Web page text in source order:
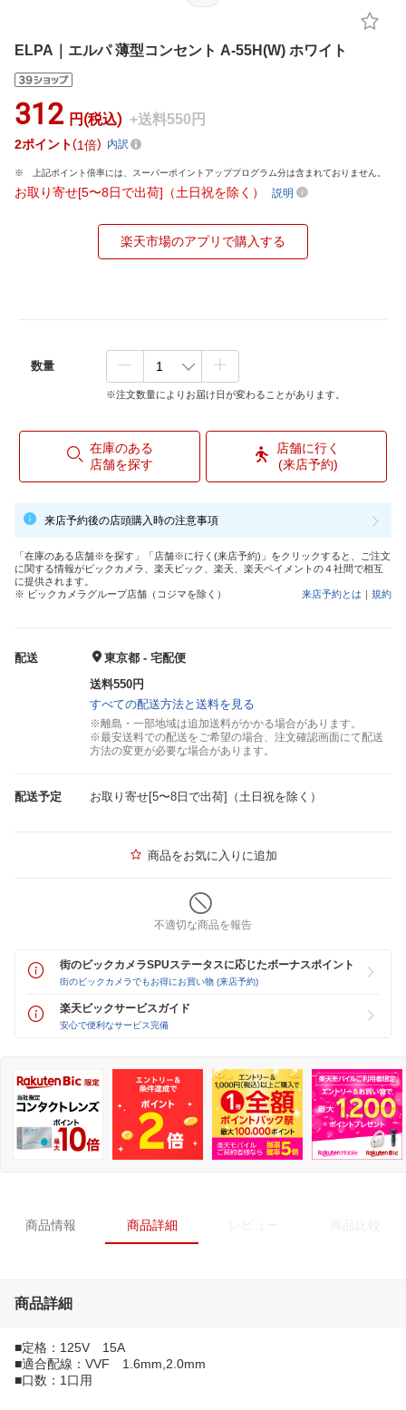
ELPA｜エルパ 薄型コンセント A-55H(W) ホワイト
312 円(税込) +送料550円
2ポイント 1倍 内訳
上記ポイント倍率には、スーパーポイントアッププログラム分は含まれておりません。
お取り寄せ[5〜8日で出荷]（土日祝を除く） 説明
楽天市場のアプリで購入する
数量
※注文数量によりお届け日が変わることがあります。
在庫のある
店舗を探す
店舗に行く
(来店予約)
来店予約後の店頭購入時の注意事項
「在庫のある店舗※を探す」「店舗※に行く(来店予約)」をクリックすると、ご注文
に関する情報がビックカメラ、楽天ビック、楽天、楽天ペイメントの４社間で相互
に提供されます。
※ ビックカメラグループ店舗（コジマを除く）
来店予約とは ｜ 規約
配送
東京都 - 宅配便
送料550円
すべての配送方法と送料を見る
※離島・一部地域は追加送料がかかる場合があります。
※最安送料での配送をご希望の場合、注文確認画面にて配送
方法の変更が必要な場合があります。
配送予定 お取り寄せ[5〜8日で出荷]（土日祝を除く）
商品をお気に入りに追加
不適切な商品を報告
街のビックカメラSPUステータスに応じたボーナスポイント
街のビックカメラでもお得にお買い物 (来店予約)
楽天ビックサービスガイド
安心で便利なサービス完備
商品情報 商品詳細
商品詳細
■定格：125V 15A
■適合配線：VVF 1.6mm,2.0mm
■口数：1口用